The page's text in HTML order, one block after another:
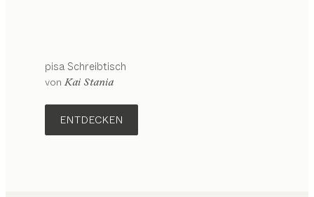
pisaSchreibtisch
von Kai Stania
ENTDECKEN